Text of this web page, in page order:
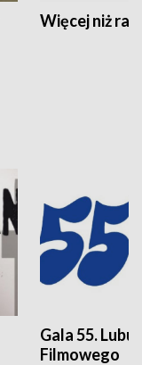
Więcej niż rajd
Gala 55.
Filmowego